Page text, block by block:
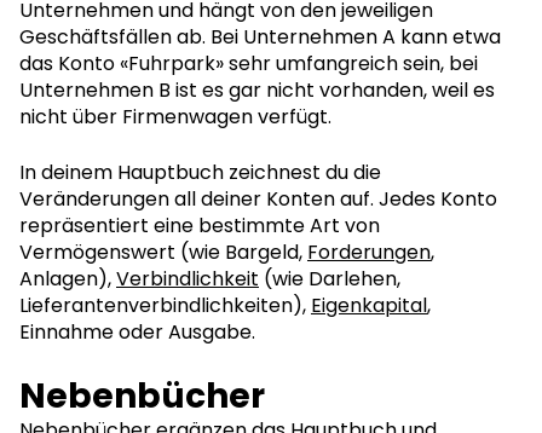
Unternehmen und hängt von den jeweiligen
Geschäftsfällen ab. Bei Unternehmen A kann etwa
das Konto «Fuhrpark» sehr umfangreich sein, bei
Unternehmen B ist es gar nicht vorhanden, weil es
nicht über Firmenwagen verfügt.
In deinem Hauptbuch zeichnest du die
Veränderungen all deiner Konten auf. Jedes Konto
repräsentiert eine bestimmte Art von
Vermögenswert (wie Bargeld, Forderungen,
Anlagen),Verbindlichkeit (wie Darlehen,
Lieferantenverbindlichkeiten), Eigenkapital,
Einnahme oder Ausgabe.
Nebenbücher